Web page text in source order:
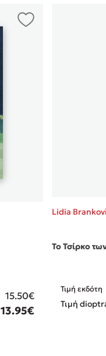
15.50€
13.95€
Lidia
To Τσίρκο
Τιμή εκδότη
Τιμή